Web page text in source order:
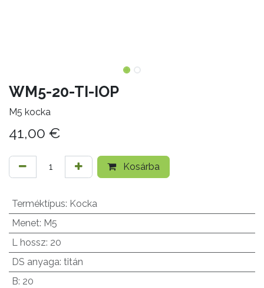
WM5-20-TI-IOP
M5 kocka
41,00 €
Kosárba
Terméktípus: Kocka
Menet: M5
L hossz: 20
DS anyaga: titán
B: 20